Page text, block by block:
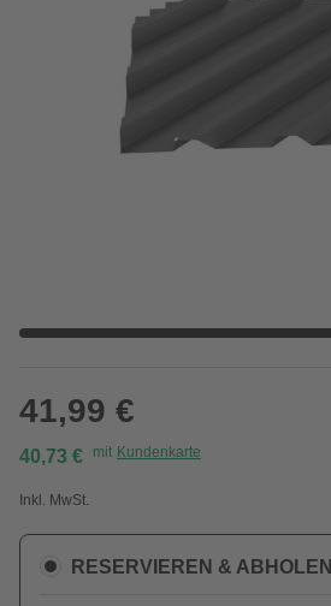
41,99 €
40,73 € mit Kundenkarte
Inkl. MwSt.
RESERVIEREN & ABHOLEN